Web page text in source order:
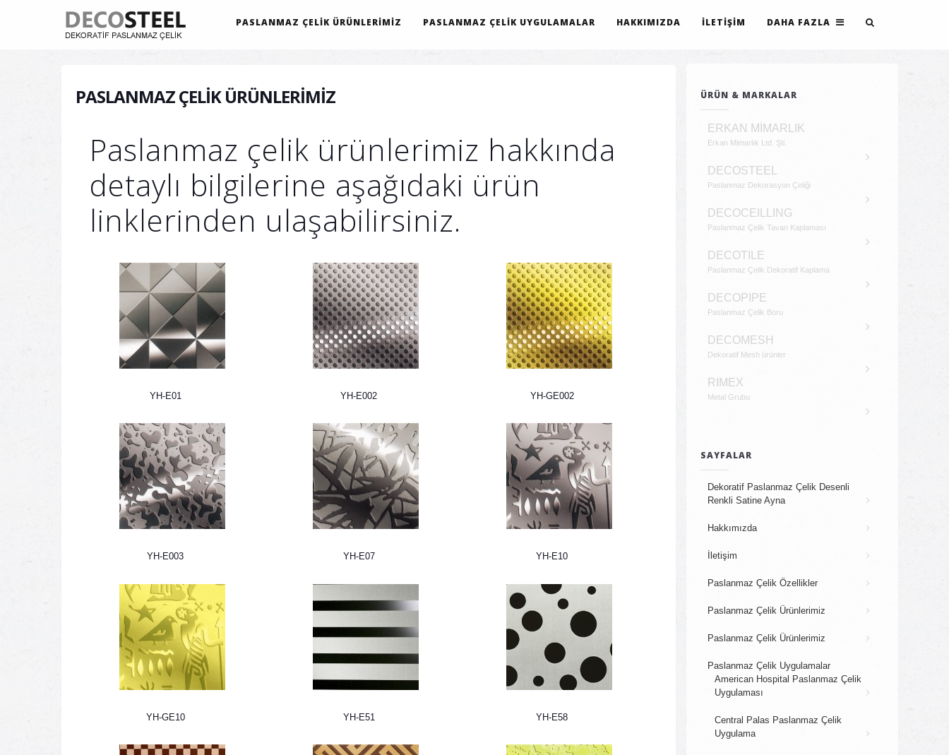
PASLANMAZ ÇELIK ÜRÜNLERIMIZ PASLANMAZ ÇELIK UYGULAMALAR HAKKIMIZDA İLETIŞIM DAHA FAZLA
PASLANMAZ ÇELIK ÜRÜNLERIMIZ
Paslanmaz çelik ürünlerimiz hakkında
detaylı bilgilerine aşağıdaki ürün
linklerinden ulaşabilirsiniz.
YH-E01 YH-E002 YH-GE002
YH-E003 YH-E07 YH-E10
YH-GE10 YH-E51 YH-E58
ÜRÜN & MARKALAR
ERKAN MİMARLIK
Erkan Mimarlık Ltd. Şti.
DECOSTEEL
Paslanmaz Dekorasyon Çeliği
DECOCEILLING
Paslanmaz Çelik Tavan Kaplaması
DECOTILE
Paslanmaz Çelik Dekoratif Kaplama
DECOPIPE
Paslanmaz Çelik Boru
DECOMESH
Dekoratif Mesh ürünler
RIMEX
Metal Grubu
SAYFALAR
Dekoratif Paslanmaz Çelik Desenli
Renkli Satine Ayna
Hakkımızda
İletişim
Paslanmaz Çelik Özellikler
Paslanmaz Çelik Ürünlerimiz
Paslanmaz Çelik Ürünlerimiz
Paslanmaz Çelik Uygulamalar
American Hospital Paslanmaz Çelik
Uygulaması
Central Palas Paslanmaz Çelik
Uygulama